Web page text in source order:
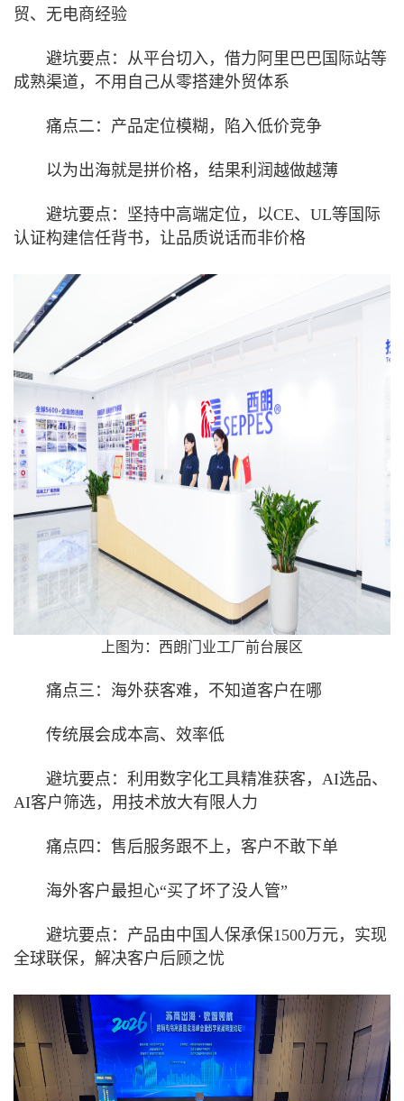
贸、无电商经验
避坑要点：从平台切入，借力阿里巴巴国际站等
成熟渠道，不用自己从零搭建外贸体系
痛点二：产品定位模糊，陷入低价竞争
以为出海就是拼价格，结果利润越做越薄
避坑要点：坚持中高端定位，以CE、UL等国际
认证构建信任背书，让品质说话而非价格
上图为：西朗门业工厂前台展区
痛点三：海外获客难，不知道客户在哪
传统展会成本高、效率低
避坑要点：利用数字化工具精准获客，AI选品、
AI客户筛选，用技术放大有限人力
痛点四：售后服务跟不上，客户不敢下单
海外客户最担心“买了坏了没人管”
避坑要点：产品由中国人保承保1500万元，实现
全球联保，解决客户后顾之忧